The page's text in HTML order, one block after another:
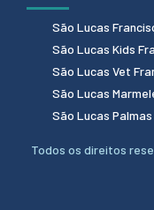
São Lucas
São Lucas Kids
São Lucas Vet
São Lucas
São Lucas Palmas
Todos os direitos